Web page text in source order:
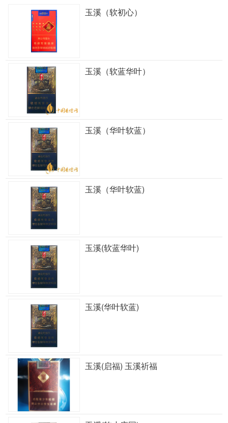
玉溪（软初心）
玉溪（软蓝华叶）
玉溪（华叶软蓝）
玉溪（华叶软蓝)
玉溪(软蓝华叶)
玉溪(华叶软蓝)
玉溪(启福) 玉溪祈福